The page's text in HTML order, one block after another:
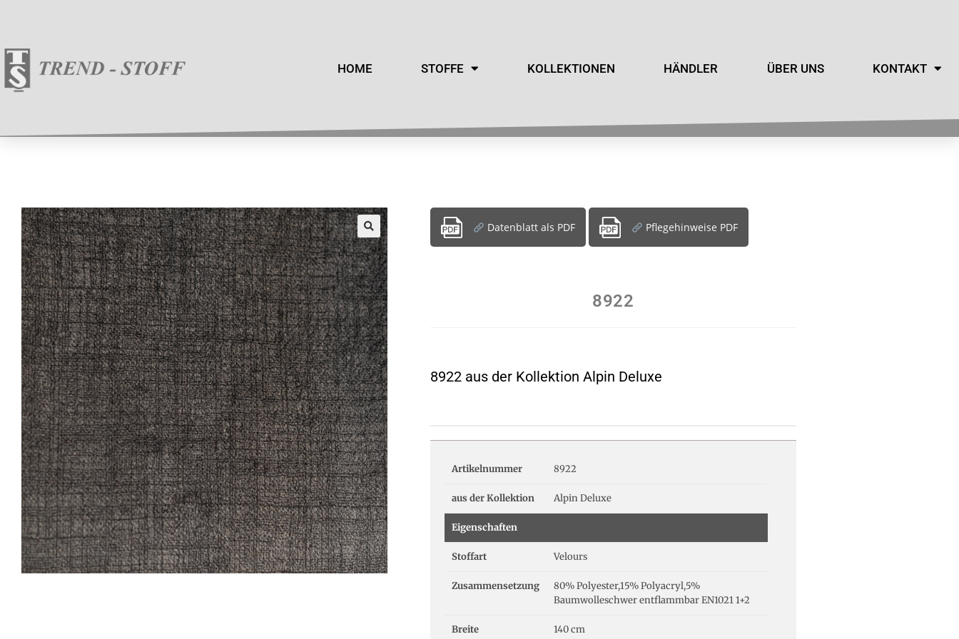
HOME STOFFE KOLLEKTIONEN HÄNDLER ÜBER UNS KONTAKT
Datenblatt als PDF Pflegehinweise PDF
8922
8922 aus der Kollektion Alpin Deluxe
Artikelnummer 8922
aus der Kollektion Alpin Deluxe
Eigenschaften
Stoffart Velours
Zusammensetzung
80% Polyester,15% Polyacryl,5%
Baumwolleschwer entflammbar EN1021 1+2
Breite 140 cm